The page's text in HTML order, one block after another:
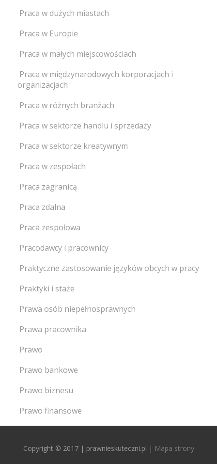
Praca w dużych miastach
Praca w Europie
Praca w małych miejscowościach
Praca w międzynarodowych korporacjach i
organizacjach
Praca w różnych branżach
Praca w sektorze handlu i sprzedaży
Praca w sektorze kreatywnym
Praca w zespołach
Praca zagranicą
Praca zdalna
Praca zespołowa
Pracodawcy i pracownicy
Praktyczne zastosowanie języków obcych w pracy
Praktyki i staże
Prawa osób niepełnosprawnych
Prawa pracownika
Prawo
Prawo bankowe
Prawo biznesu
Prawo finansowe
Copyright © 2017 | prawnieskuteczni.pl | Mapa strony